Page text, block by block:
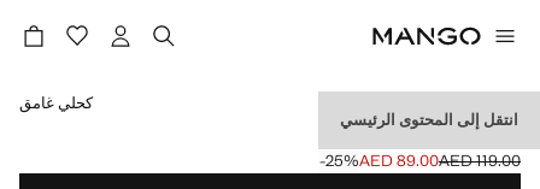
انتقل إلى المحتوى الرئيسي
قميص بمزيج كتان
السعر الأول محذوف [AED 119.00 ]
AED 119.00
السعر الحالي [AED 89.00 ]AED 89.00
‎-25‎%‎
حدد اللون
كحلي غامق